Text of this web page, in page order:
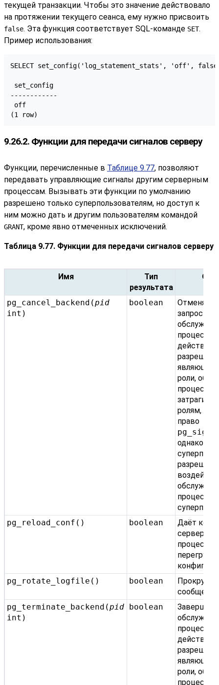
текущей транзакции. Чтобы это значение действовало
на протяжении текущего сеанса, ему нужно присвоить
false. Эта функция соответствует SQL-команде SET.
Пример использования:
SELECT set_config('log_statement_stats', 'off',
set_config
------------
off
(1 row)
9.26.2. Функции для передачи сигналов серверу
Функции, перечисленные в Таблице 9.77, позволяют
передавать управляющие сигналы другим серверным
процессам. Вызывать эти функции по умолчанию
разрешено только суперпользователям, но доступ к
ним можно дать и другим пользователям командой
GRANT, кроме явно отмеченных исключений.
Таблица 9.77. Функции для передачи сигналов серверу
Имя
Тип
результата
pg_cancel_backend(pid
int )
boolean
Отменяет
запрос в
процессе.
действие
роли,
процесс
ролям,
право
однако
разрешено
процессы
pg_reload_conf()
boolean
Даёт
процессам
pg_rotate_logfile()
boolean
pg_terminate_backend(pid
int )
boolean
Завершает
процесс.
действие
роли,
процесс